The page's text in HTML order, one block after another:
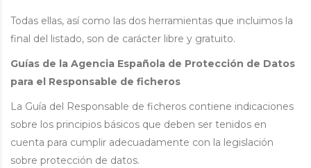
Todas ellas, así como las dos herramientas que incluimos la
final del listado, son de carácter libre y gratuito.
Guías de la Agencia Española de Protección de Datos
para el Responsable de ficheros
La Guía del Responsable de ficheros contiene indicaciones
sobre los principios básicos que deben ser tenidos en
cuenta para cumplir adecuadamente con la legislación
sobre protección de datos.